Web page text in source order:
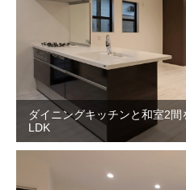
ダイニングキッチンと和室2
LDK